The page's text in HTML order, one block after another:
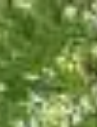
direct
naar
hoofdinhoud